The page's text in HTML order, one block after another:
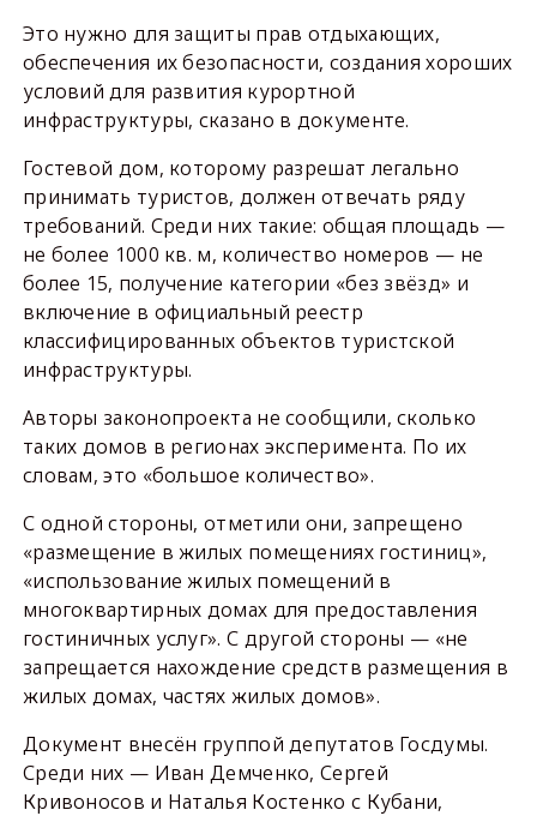
Это нужно для защиты прав отдыхающих,
обеспечения их безопасности, создания хороших
условий для развития курортной
инфраструктуры, сказано в документе.
Гостевой дом, которому разрешат легально
принимать туристов, должен отвечать ряду
требований. Среди них такие: общая площадь —
не более 1000 кв. м, количество номеров — не
более 15, получение категории «без звёзд» и
включение в официальный реестр
классифицированных объектов туристской
инфраструктуры.
Авторы законопроекта не сообщили, сколько
таких домов в регионах эксперимента. По их
словам, это «большое количество».
С одной стороны, отметили они, запрещено
«размещение в жилых помещениях гостиниц»,
«использование жилых помещений в
многоквартирных домах для предоставления
гостиничных услуг». С другой стороны — «не
запрещается нахождение средств размещения в
жилых домах, частях жилых домов».
Документ внесён группой депутатов Госдумы.
Среди них — Иван Демченко, Сергей
Кривоносов и Наталья Костенко с Кубани,